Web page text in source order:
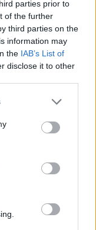
parties prior to
of the further
third parties on the
information may
the IAB’s List of
disclose it to other
2016-05-31
GRAFIKA